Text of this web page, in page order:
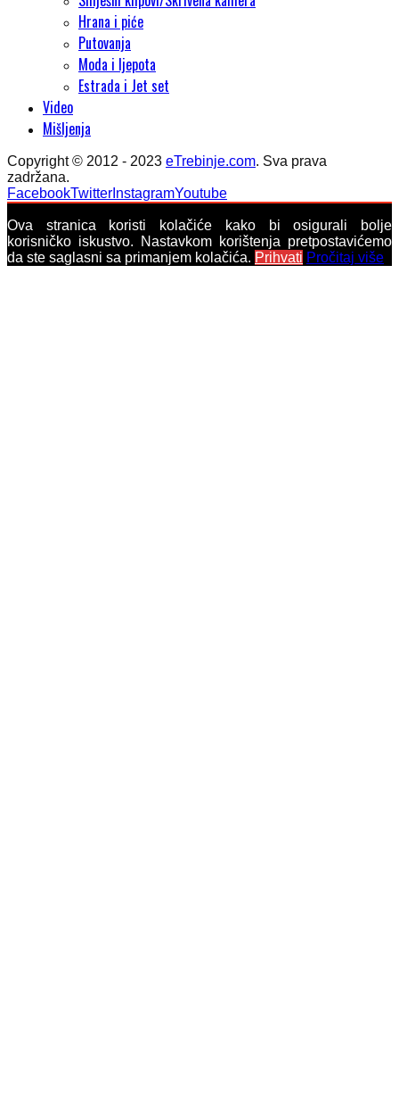
Hrana i piće
Putovanja
Moda i ljepota
Estrada i Jet set
Video
Mišljenja
Copyright © 2012 - 2023 eTrebinje.com. Sva prava
zadržana.
FacebookTwitter InstagramYoutube
Ova stranica koristi kolačiće kako bi osigurali bolje
korisničko iskustvo. Nastavkom korištenja pretpostavićemo
da ste saglasni sa primanjem kolačića. Prihvati Pročitaj više